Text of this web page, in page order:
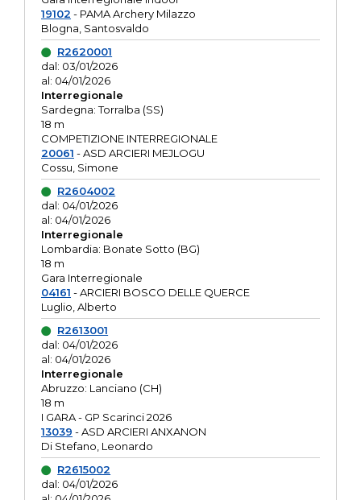
19102 - PAMA Archery Milazzo
Blogna, Santosvaldo
R2620001
dal: 03/01/2026
al: 04/01/2026
Interregionale
Sardegna: Torralba (SS)
18 m
COMPETIZIONE INTERREGIONALE
20061 - ASD ARCIERI MEJLOGU
Cossu, Simone
R2604002
dal: 04/01/2026
al: 04/01/2026
Interregionale
Lombardia: Bonate Sotto (BG)
18 m
Gara Interregionale
04161 - ARCIERI BOSCO DELLE QUERCE
Luglio, Alberto
R2613001
dal: 04/01/2026
al: 04/01/2026
Interregionale
Abruzzo: Lanciano (CH)
18 m
I GARA - GP Scarinci 2026
13039 - ASD ARCIERI ANXANON
Di Stefano, Leonardo
R2615002
dal: 04/01/2026